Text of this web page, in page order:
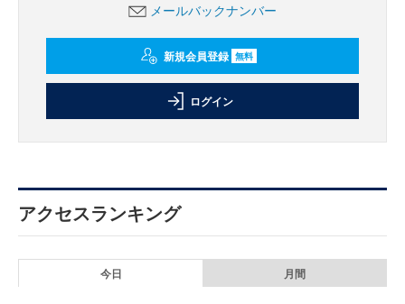
メールバックナンバー
新規会員登録 無料
ログイン
アクセスランキング
今日 月間